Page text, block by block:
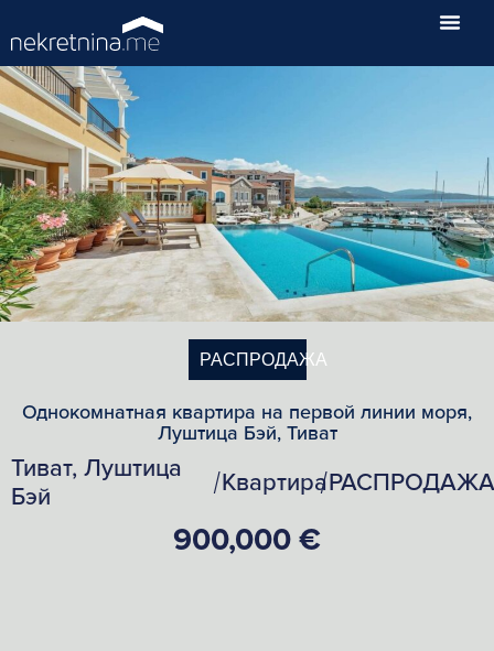
РАСПРОДАЖА
Однокомнатная квартира на первой линии моря,
Луштица Бэй, Тиват
Тиват, Луштица
Бэй
/Квартира
/РАСПРОДАЖА
900,000 €